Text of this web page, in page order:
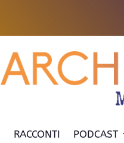
RACCONTI PODCAST